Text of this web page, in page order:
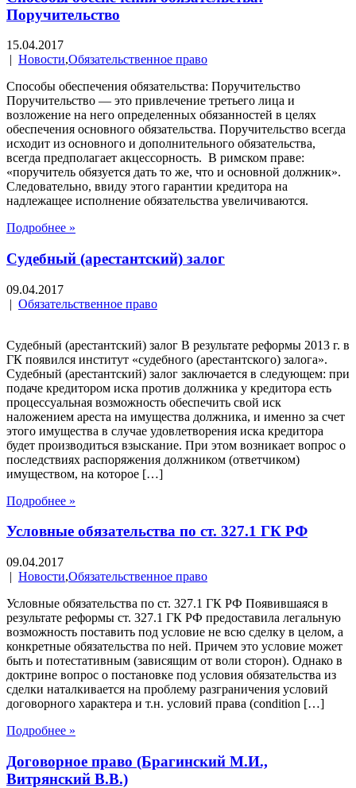
Поручительство
15.04.2017
| Новости,Обязательственное право
Способы обеспечения обязательства: Поручительство
Поручительство — это привлечение третьего лица и
возложение на него определенных обязанностей в целях
обеспечения основного обязательства. Поручительство всегда
исходит из основного и дополнительного обязательства,
всегда предполагает акцессорность. В римском праве:
«поручитель обязуется дать то же, что и основной должник».
Следовательно, ввиду этого гарантии кредитора на
надлежащее исполнение обязательства увеличиваются.
Подробнее »
Судебный (арестантский) залог
09.04.2017
| Обязательственное право
Судебный (арестантский) залог В результате реформы 2013 г. в
ГК появился институт «судебного (арестантского) залога».
Судебный (арестантский) залог заключается в следующем: при
подаче кредитором иска против должника у кредитора есть
процессуальная возможность обеспечить свой иск
наложением ареста на имущества должника, и именно за счет
этого имущества в случае удовлетворения иска кредитора
будет производиться взыскание. При этом возникает вопрос о
последствиях распоряжения должником (ответчиком)
имуществом, на которое […]
Подробнее »
Условные обязательства по ст. 327.1 ГК РФ
09.04.2017
| Новости,Обязательственное право
Условные обязательства по ст. 327.1 ГК РФ Появившаяся в
результате реформы ст. 327.1 ГК РФ предоставила легальную
возможность поставить под условие не всю сделку в целом, а
конкретные обязательства по ней. Причем это условие может
быть и потестативным (зависящим от воли сторон). Однако в
доктрине вопрос о постановке под условия обязательства из
сделки наталкивается на проблему разграничения условий
договорного характера и т.н. условий права (condition […]
Подробнее »
Договорное право (Брагинский М.И.,
Витрянский В.В.)